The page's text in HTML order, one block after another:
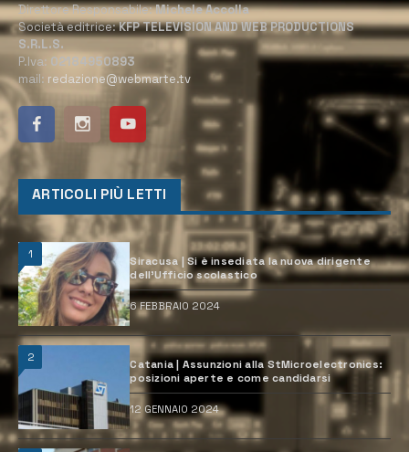
Direttore Responsabile:Michele Accolla
Società editrice:KFP TELEVISION AND WEB PRODUCTIONS
S.R.L.S.
P.Iva: 02184950893
mail: redazione@webmarte.tv
ARTICOLI PIÙ LETTI
1
Siracusa | Si è insediata la nuova dirigente
dell’Ufficio scolastico
6 FEBBRAIO 2024
2
Catania | Assunzioni alla StMicroelectronics:
posizioni aperte e come candidarsi
12 GENNAIO 2024